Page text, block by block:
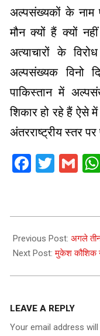
अल्पसंख्यकों के नाम
मौन क्यों हैं क्यों
अत्याचारों के
अल्पसंख्यक विनो
पाकिस्तान में
शिकार हो रहे हैं ऐसे
अंतरराष्ट्रीय स्तर पर
01-
03
Previous Post: अगले
Next Post:मुकेश कौशिक
LEAVE A REPLY
Your email address